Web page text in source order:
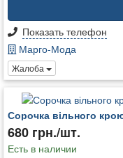
Показать телефон
Марго-Мода
Жалоба
Сорочка вільного
680 грн./шт.
Есть в наличии